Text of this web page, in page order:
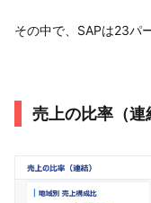
その中で、SAPは23パ
売上の比率（連